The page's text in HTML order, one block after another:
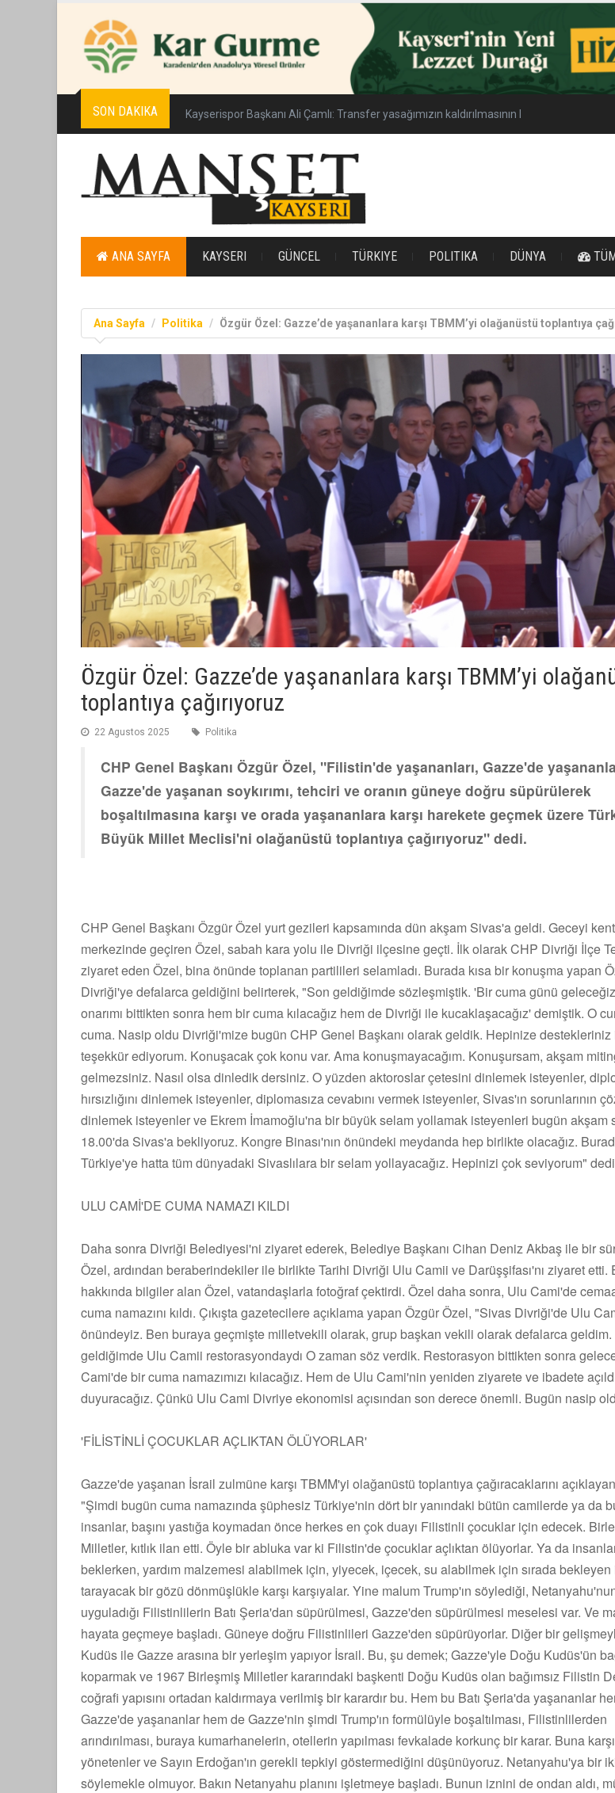
SON DAKIKA Kayserispor Başkanı Ali Çamlı: Transfer yasağımızın kaldırılmasının hayırlı olmasını
ANA SAYFA KAYSERI GÜNCEL TÜRKIYE POLITIKA DÜNYA
Ana Sayfa Politika Özgür Özel: Gazze’de yaşananlara karşı TBMM’yi olağanüstü toplantıya
Özgür Özel: Gazze’de yaşananlara karşı TBMM’yi
toplantıya çağırıyoruz
22 Agustos 2025 Politika
CHP Genel Başkanı Özgür Özel, "Filistin'de yaşananları, Gazze'de
Gazze'de yaşanan soykırımı, tehciri ve oranın güneye doğru süpürülerek
boşaltılmasına karşı ve orada yaşananlara karşı harekete geçmek üzere
Büyük Millet Meclisi'ni olağanüstü toplantıya çağırıyoruz" dedi.
CHP Genel Başkanı Özgür Özel yurt gezileri kapsamında dün akşam Sivas'a geldi. Geceyi kent
merkezinde geçiren Özel, sabah kara yolu ile Divriği ilçesine geçti. İlk olarak CHP Divriği İlçe
ziyaret eden Özel, bina önünde toplanan partilileri selamladı. Burada kısa bir konuşma yapan
Divriği'ye defalarca geldiğini belirterek, "Son geldiğimde sözleşmiştik. 'Bir cuma günü
onarımı bittikten sonra hem bir cuma kılacağız hem de Divriği ile kucaklaşacağız' demiştik. O
cuma. Nasip oldu Divriği'mize bugün CHP Genel Başkanı olarak geldik. Hepinize destekleriniz
teşekkür ediyorum. Konuşacak çok konu var. Ama konuşmayacağım. Konuşursam, akşam
gelmezsiniz. Nasıl olsa dinledik dersiniz. O yüzden aktoroslar çetesini dinlemek isteyenler,
hırsızlığını dinlemek isteyenler, diplomasıza cevabını vermek isteyenler, Sivas'ın sorunlarının
dinlemek isteyenler ve Ekrem İmamoğlu'na bir büyük selam yollamak isteyenleri bugün akşam
18.00'da Sivas'a bekliyoruz. Kongre Binası'nın önündeki meydanda hep birlikte olacağız.
Türkiye'ye hatta tüm dünyadaki Sivaslılara bir selam yollayacağız. Hepinizi çok seviyorum"
ULU CAMİ'DE CUMA NAMAZI KILDI
Daha sonra Divriği Belediyesi'ni ziyaret ederek, Belediye Başkanı Cihan Deniz Akbaş ile bir
Özel, ardından beraberindekiler ile birlikte Tarihi Divriği Ulu Camii ve Darüşşifası'nı ziyaret etti.
hakkında bilgiler alan Özel, vatandaşlarla fotoğraf çektirdi. Özel daha sonra, Ulu Cami'de
cuma namazını kıldı. Çıkışta gazetecilere açıklama yapan Özgür Özel, "Sivas Divriği'de Ulu
önündeyiz. Ben buraya geçmişte milletvekili olarak, grup başkan vekili olarak defalarca geldim.
geldiğimde Ulu Camii restorasyondaydı O zaman söz verdik. Restorasyon bittikten sonra
Cami'de bir cuma namazımızı kılacağız. Hem de Ulu Cami'nin yeniden ziyarete ve ibadete
duyuracağız. Çünkü Ulu Cami Divriye ekonomisi açısından son derece önemli. Bugün nasip
'FİLİSTİNLİ ÇOCUKLAR AÇLIKTAN ÖLÜYORLAR'
Gazze'de yaşanan İsrail zulmüne karşı TBMM'yi olağanüstü toplantıya çağıracaklarını
"Şimdi bugün cuma namazında şüphesiz Türkiye'nin dört bir yanındaki bütün camilerde ya da
insanlar, başını yastığa koymadan önce herkes en çok duayı Filistinli çocuklar için edecek.
Milletler, kıtlık ilan etti. Öyle bir abluka var ki Filistin'de çocuklar açlıktan ölüyorlar. Ya da
beklerken, yardım malzemesi alabilmek için, yiyecek, içecek, su alabilmek için sırada bekleyen
tarayacak bir gözü dönmüşlükle karşı karşıyalar. Yine malum Trump'ın söylediği,
uyguladığı Filistinlilerin Batı Şeria'dan süpürülmesi, Gazze'den süpürülmesi meselesi var. Ve
hayata geçmeye başladı. Güneye doğru Filistinlileri Gazze'den süpürüyorlar. Diğer bir
Kudüs ile Gazze arasına bir yerleşim yapıyor İsrail. Bu, şu demek; Gazze'yle Doğu Kudüs'ün
koparmak ve 1967 Birleşmiş Milletler kararındaki başkenti Doğu Kudüs olan bağımsız Filistin
coğrafi yapısını ortadan kaldırmaya verilmiş bir karardır bu. Hem bu Batı Şeria'da yaşananlar
Gazze'de yaşananlar hem de Gazze'nin şimdi Trump'ın formülüyle boşaltılması, Filistinlilerden
arındırılması, buraya kumarhanelerin, otellerin yapılması fevkalade korkunç bir karar. Buna
yönetenler ve Sayın Erdoğan'ın gerekli tepkiyi göstermediğini düşünüyoruz. Netanyahu'ya bir
söylemekle olmuyor. Bakın Netanyahu planını işletmeye başladı. Bunun iznini de ondan aldı,
“HÜRMETÇİ SOFRASI
TURİZMİN YENİ BULUŞMA